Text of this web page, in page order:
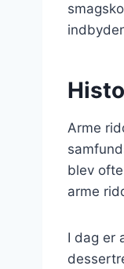
Arme
blev
arme
I dag er